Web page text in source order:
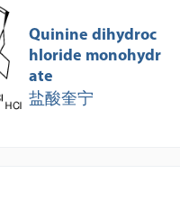
Quinine dihydroc
hloride monohydr
ate
盐酸奎宁